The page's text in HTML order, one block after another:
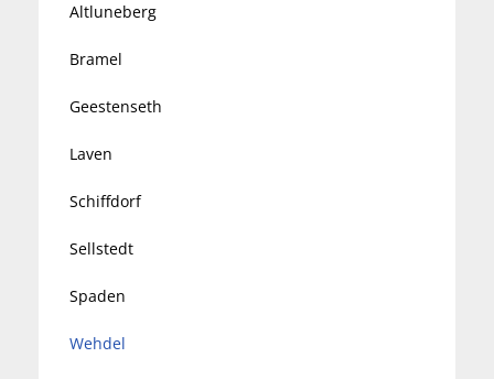
Altluneberg
Bramel
Geestenseth
Laven
Schiffdorf
Sellstedt
Spaden
Wehdel